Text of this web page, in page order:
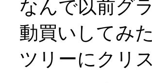
なんで以前グ
動買いしてみ
ツリーにクリ